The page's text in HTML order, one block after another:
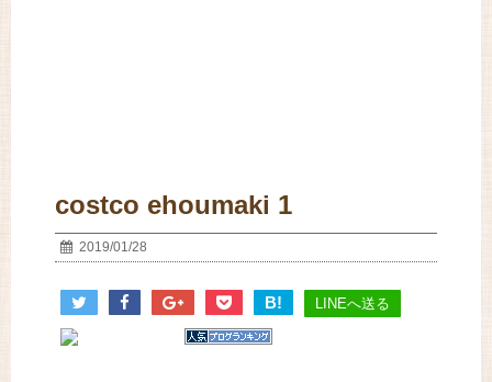
costco ehoumaki 1
2019/01/28
B! LINEへ送る